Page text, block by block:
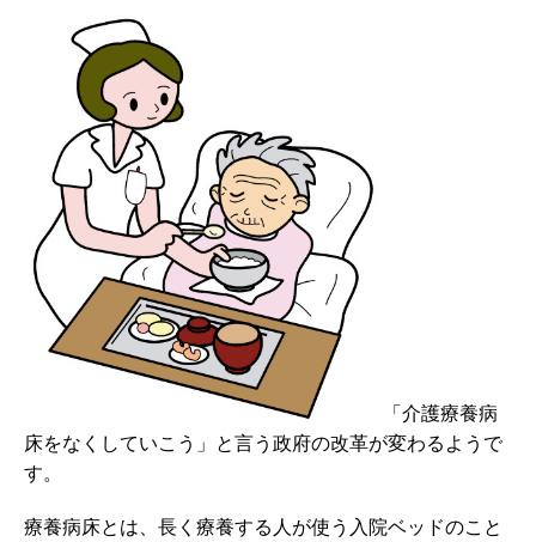
「介護療養病
床をなくしていこう」と言う政府の改革が変わるようで
す。
療養病床とは、長く療養する人が使う入院ベッドのこと